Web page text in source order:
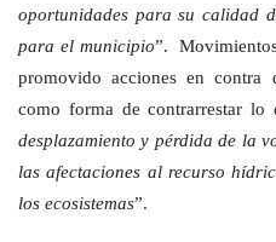
oportunidades para su calidad
para el municipio”.
promovido acciones en contra
como forma de contrarrestar lo
desplazamiento y pérdida de la
las afectaciones al recurso
los ecosistemas”.